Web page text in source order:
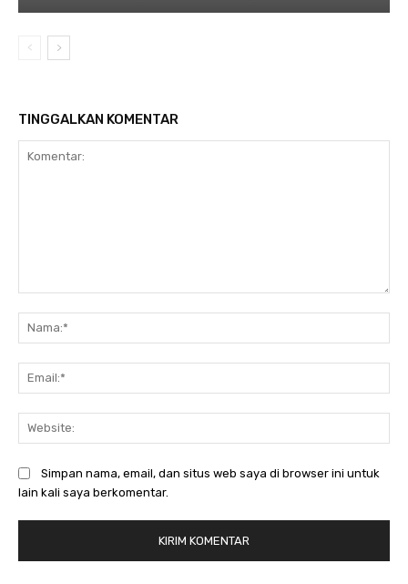
TINGGALKAN KOMENTAR
Simpan nama, email, dan situs web saya di browser ini untuk
lain kali saya berkomentar.